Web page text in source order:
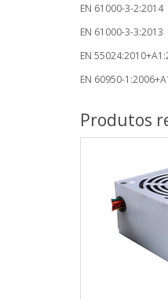
EN 61000-3-2:2014
EN 61000-3-3:2013
EN
EN 60950-
Produtos